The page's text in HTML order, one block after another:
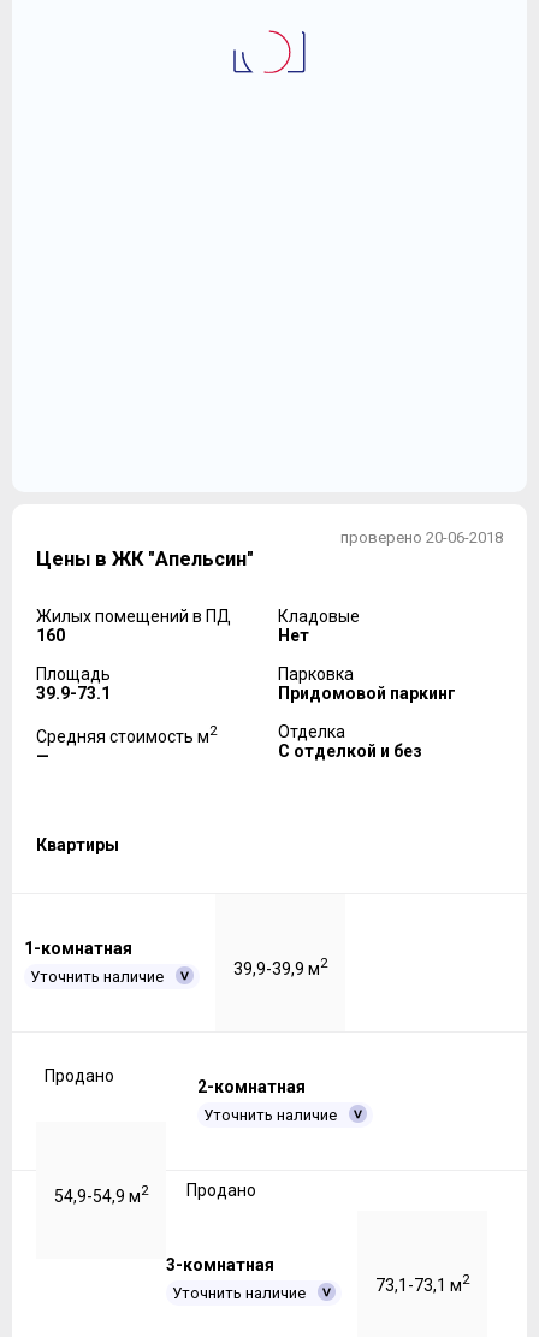
проверено 20-06-2018
Цены в ЖК "Апельсин"
Жилых помещений в ПД
160
Площадь
39.9-73.1
Средняя стоимость м2
—
Кладовые
Нет
Парковка
Придомовой паркинг
Отделка
С отделкой и без
Квартиры
1-комнатная
Уточнить наличие 39,9-39,9 м2
Продано
2-комнатная
Уточнить наличие
54,9-54,9 м2 Продано
3-комнатная
Уточнить наличие 73,1-73,1 м2